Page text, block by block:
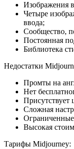
Изображения
Четыре
ввода;
Сообщество,
Постоянная
Библиотека
Недостатки
Промты на
Нет
Присутствует
Сложная
Высокая
Тарифы Midjourney: